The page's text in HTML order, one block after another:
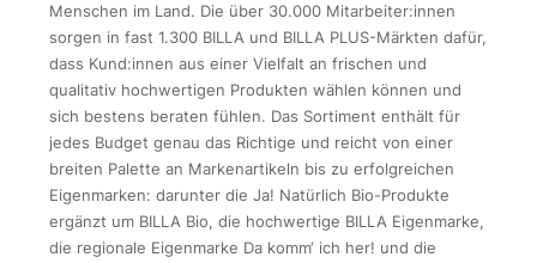
Menschen im Land. Die über 30.000 Mitarbeiter:innen
sorgen in fast 1.300 BILLA und BILLA PLUS-Märkten dafür,
dass Kund:innen aus einer Vielfalt an frischen und
qualitativ hochwertigen Produkten wählen können und
sich bestens beraten fühlen. Das Sortiment enthält für
jedes Budget genau das Richtige und reicht von einer
breiten Palette an Markenartikeln bis zu erfolgreichen
Eigenmarken: darunter die Ja! Natürlich Bio-Produkte
ergänzt um BILLA Bio, die hochwertige BILLA Eigenmarke,
die regionale Eigenmarke Da komm‘ ich her! und die